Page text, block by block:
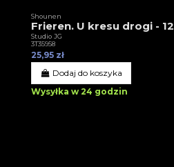
Shounen
Frieren. U kresu drogi - 12
Studio JG
3T35958
25,95 zł
Dodaj do koszyka
Wysyłka w 24 godzin